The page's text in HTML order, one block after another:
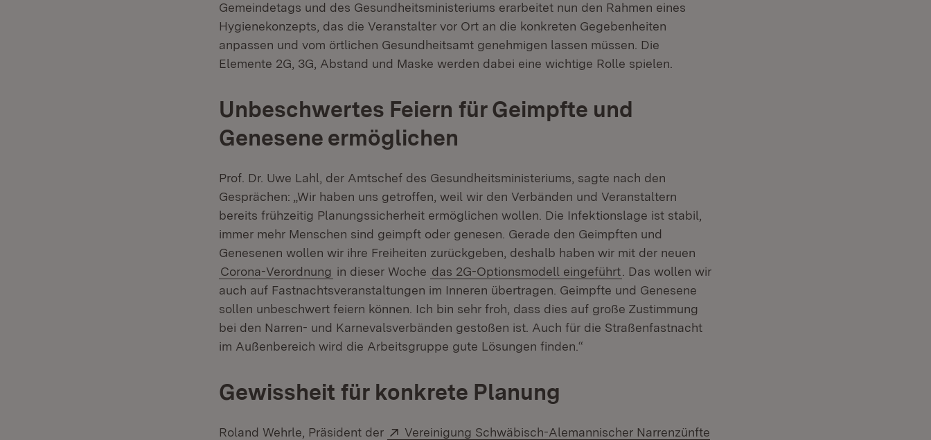
Gemeindetags und des Gesundheitsministeriums erarbeitet nun den Rahmen eines
Hygienekonzepts, das die Veranstalter vor Ort an die konkreten Gegebenheiten
anpassen und vom örtlichen Gesundheitsamt genehmigen lassen müssen. Die
Elemente 2G, 3G, Abstand und Maske werden dabei eine wichtige Rolle spielen.
Unbeschwertes Feiern für Geimpfte und
Genesene ermöglichen
Prof. Dr. Uwe Lahl, der Amtschef des Gesundheitsministeriums, sagte nach den
Gesprächen: „Wir haben uns getroffen, weil wir den Verbänden und Veranstaltern
bereits frühzeitig Planungssicherheit ermöglichen wollen. Die Infektionslage ist stabil,
immer mehr Menschen sind geimpft oder genesen. Gerade den Geimpften und
Genesenen wollen wir ihre Freiheiten zurückgeben, deshalb haben wir mit der neuen
Corona-Verordnung in dieser Woche das 2G-Optionsmodell eingeführt . Das wollen wir
auch auf Fastnachtsveranstaltungen im Inneren übertragen. Geimpfte und Genesene
sollen unbeschwert feiern können. Ich bin sehr froh, dass dies auf große Zustimmung
bei den Narren- und Karnevalsverbänden gestoßen ist. Auch für die Straßenfastnacht
im Außenbereich wird die Arbeitsgruppe gute Lösungen finden.“
Gewissheit für konkrete Planung
Roland Wehrle, Präsident der Extern:
Vereinigung Schwäbisch-Alemannischer Narrenzünfte